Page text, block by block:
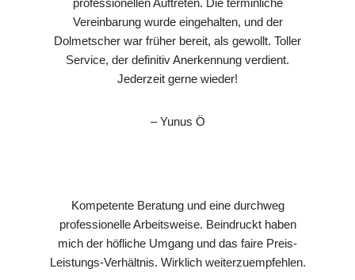
Vereinbarung wurde eingehalten, und der
Dolmetscher war früher bereit, als gewollt. Toller
Service, der definitiv Anerkennung verdient.
Jederzeit gerne wieder!
– Yunus Ö
Kompetente Beratung und eine durchweg
professionelle Arbeitsweise. Beindruckt haben
mich der höfliche Umgang und das faire Preis-
Leistungs-Verhältnis. Wirklich weiterzuempfehlen.